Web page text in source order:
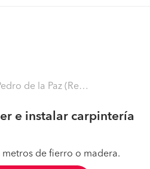
la Paz (Región VIII Biobío - Concepción)
e instalar carpintería
metros de fierro o madera.